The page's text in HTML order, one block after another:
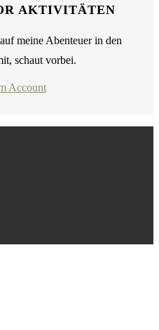
AKTIVITÄTEN
meine Abenteuer in den
schaut vorbei.
Account